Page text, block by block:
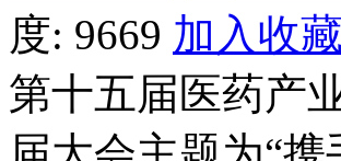
度: 9669 加入收藏
第十五届医药产